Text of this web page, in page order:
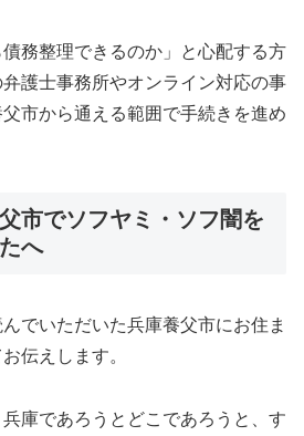
債務整理できるのか」と心配する方
護士事務所やオンライン対応の事
市から通える範囲で手続きを進め
市でソフヤミ・ソフ闇を
へ
でいただいた兵庫養父市にお住ま
伝えします。
庫であろうとどこであろうと、す